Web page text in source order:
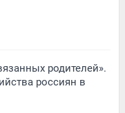
родителей».
россиян в